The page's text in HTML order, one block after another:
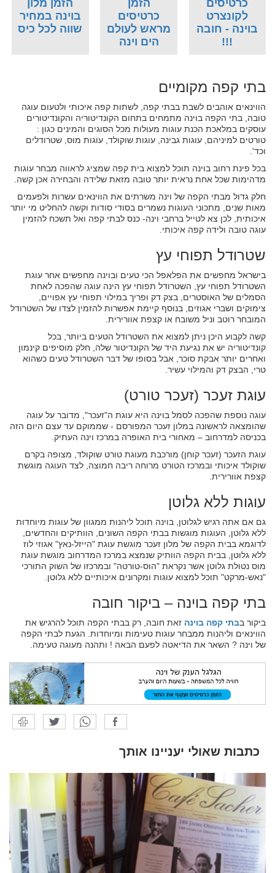
כרטיסים
לקונצרט
בוינה - חובה
!!!
הזמן
כרטיסים
מראש לעולם
הים וינה
הזמן מלון
בוינה במחיר
שווה לכל כיס
בתי קפה מקומיים
הווינאים אוהבים לשבת בבתי קפה, לשתות קפה איכותי ולטעום עוגה
טובה, בתי הקפה בוינה מתמחים בתחום הקונדיטוריה והקונדיטורים
עוסקים במלאכת הכנת עוגות מעולות מכל הסוגים והמינים כגון :
טורטים למיניהם, עוגות גבינה, עוגות שוקולד, עוגות מוס, שטרודלים
וכד'.
בכל פינת רחוב בוינה תוכל למצוא בית קפה שמציג לראווה מבחר עוגות
מדהימות שכל אחת נראית יותר טובה מזאת שלידה והבחירה אכן קשה.
חלק גדול מבתי הקפה של וינה משרתים את הווינאים עשרות ולפעמים
מאות שנים, מתכוני העוגות נשמרים בסודי סודות וקשה להחליט מי יותר
איכותית, לכן צא לטייל ברחבי וינה- כנס לבתי קפה ואל תשכח להזמין
עוגה טובה ולידה קפה איכותי.
שטרודל תפוחי עץ
בישראל מחפשים את הפלאפל הכי טעים ובוינה מחפשים אחר עוגת
השטרודל תפוחי עץ, השטרודל תפוחי עץ הינה עוגה שהפכה לאחת
הסמלים של האוסטרים, בצק דק ופריך במילוי תפוחי עץ אפויים,
צימוקים ושברי אגוזים, בנוסף קיימת אפשרות להזמין לצדו של השטרודל
המובחר רוטב וניל משובח או קצפת אוורירית.
קשה לקבוע היכן ניתן למצוא את השטרודל הטעים ביותר, בכל
קונדיטוריה יש את נגיעת היד של הקונדיטור שלה, חלק מוסיפים קינמון
ואחרים יותר אבקת סוכר, אבל בסופו של דבר השטרודל טעים כשהוא
טרי, הבצק דק והמילוי עשיר.
עוגת זעכר (זעכר טורט)
עוגה נוספת שהפכה לסמל בוינה היא עוגת ה"זעכר", מדובר על עוגה
שהומצאה לראשונה במלון זעכר המפורסם - שממוקם עד עצם היום הזה
בכניסה למדרחוב – מאחורי בית האופרה במרכז וינה העתיק.
עוגת הזעכר (זעכר קוחן) מורכבת מעוגת טורט שוקולד, מצופה בקרם
שוקולד איכותי ובמרכז הטורט מרוחה ריבה חמוצה, לצד העוגה מוגשת
קצפת אוורירית.
עוגות ללא גלוטן
גם אם אתה רגיש לגלוטן, בוינה תוכל ליהנות ממגוון של עוגות מיוחדות
ללא גלוטן, העוגות מוגשות בבתי הקפה השונים, הוותיקים והחדשים,
לדוגמא בבית הקפה של מלון זעכר מוגשת עוגת "הייזל-נאץ" אגוזי לוז
ללא גלוטן, בבית הקפה הוותיק שנמצא במרכז המדרחוב מוגשת עוגת
מוס נטולת גלוטן אשר נקראת "הוס-טורטה" ובמרכזו של השוק התורכי
"נאש-מרקט" תוכל למצוא עוגות ומקרונים איכותיים ללא גלוטן.
בתי קפה בוינה – ביקור חובה
ביקור בבתי קפה בוינה זאת חובה, רק בבתי הקפה תוכל להרגיש את
הווינאים וליהנות ממבחר עוגות טעימות ומיוחדות. הגעת לבתי הקפה
של וינה ? השאר את הדיאטה לפעם הבאה ! ותהנה מעוגה טעימה.
כתבות שאולי יעניינו אותך